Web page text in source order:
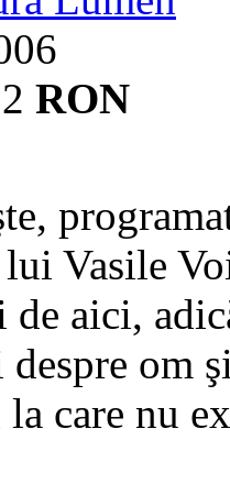
RON
lui Vasile
de aici,
despre om
care nu